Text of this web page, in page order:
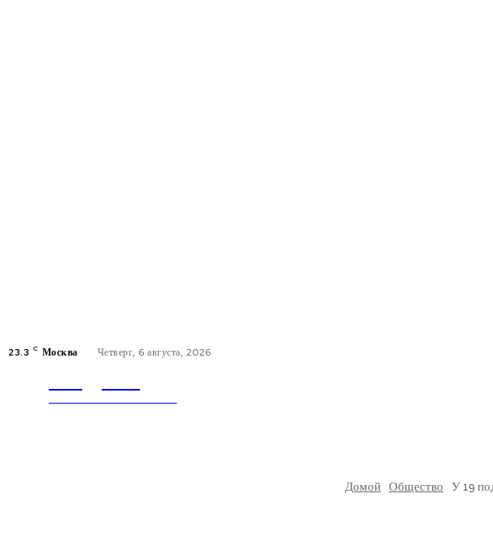
23.3 C Москва Четверг, 6 августа, 2026
Домой Общество У 19